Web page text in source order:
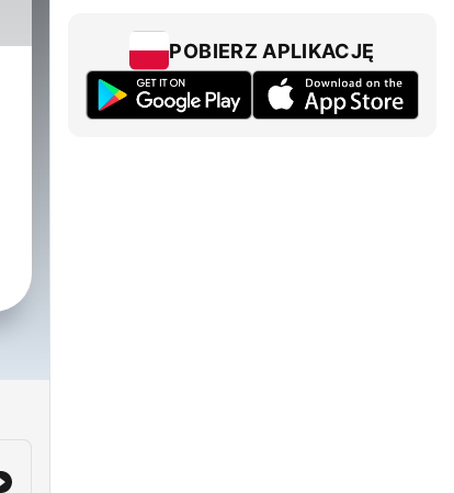
POBIERZ APLIKACJĘ